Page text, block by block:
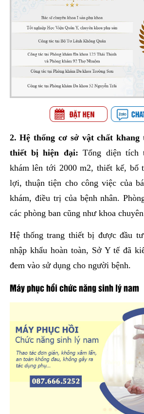
2. Hệ thống cơ sở vật chất khang
thiết bị hiện đại:Tổng diện tích
khám lên tới 2000 m2, thiết kế, bố
lợi, thuận tiện cho công việc của
khám, điều trị của bệnh nhân.
các phòng ban cũng như khoa
Hệ thống trang thiết bị được đầu
nhập khẩu hoàn toàn, Sở Y tế đã
đem vào sử dụng cho người bệnh.
Máy phục hồi chức năng sinh lý nam